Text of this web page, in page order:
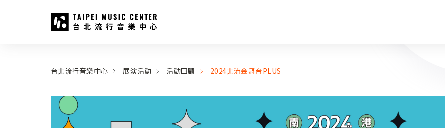
:::
台北流行音樂中心 展演活動 活動回顧 2024北流金舞台PLUS